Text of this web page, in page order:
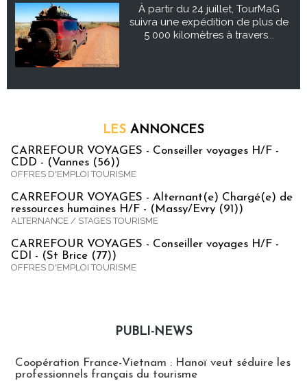
À partir du 24 juillet, TourMaG
suivra une expédition de plus de
5 000 kilomètres à travers...
LES ANNONCES
CARREFOUR VOYAGES - Conseiller voyages H/F -
CDD - (Vannes (56))
OFFRES D'EMPLOI TOURISME
CARREFOUR VOYAGES - Alternant(e) Chargé(e) de
ressources humaines H/F - (Massy/Evry (91))
ALTERNANCE / STAGES TOURISME
CARREFOUR VOYAGES - Conseiller voyages H/F -
CDI - (St Brice (77))
OFFRES D'EMPLOI TOURISME
PUBLI-NEWS
Coopération France-Vietnam : Hanoï veut séduire les
professionnels français du tourisme